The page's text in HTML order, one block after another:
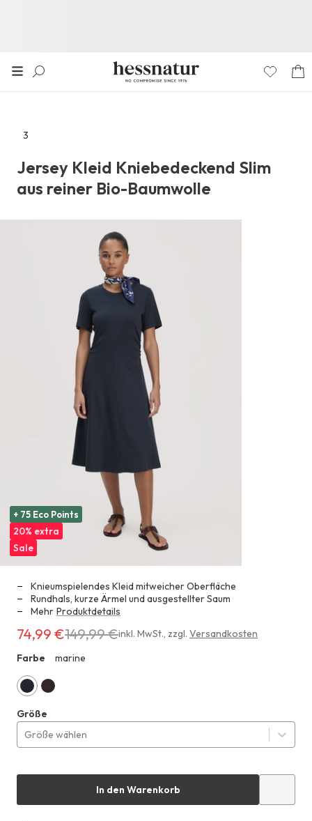
+ 75 Eco Points
20% extra
Sale
Zu
Reviews
3
Jersey Kleid Kniebedeckend Slim
aus reiner Bio-Baumwolle
Knieumspielendes Kleid mitweicher Oberfläche
Rundhals, kurze Ärmel und ausgestellter Saum
Mehr Produktdetails
Erhältlich
74,99 €
anstatt
149,99 €
74,99 €149,99 €inkl. MwSt., zzgl. Versandkosten
Farbe
marine
braun
Größe
Größe wählen
In den Warenkorb